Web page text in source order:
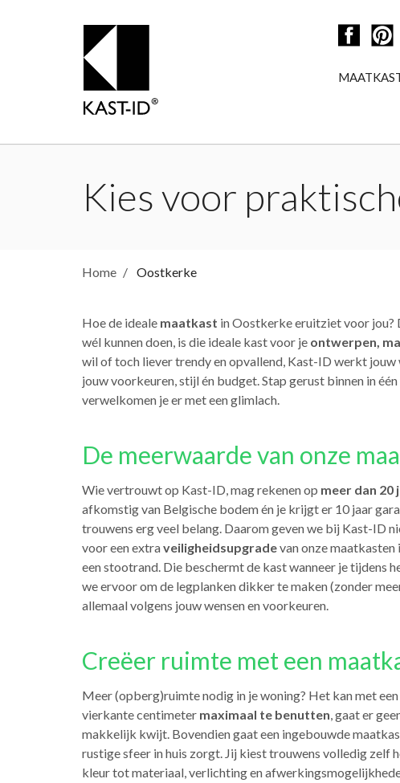
Kies voor
Home Oostkerke
Hoe de ideale maatkast in Oostkerke eruitziet voor jou?
wél kunnen doen, is die ideale kast voor je ontwerpen,
wil of toch liever trendy en opvallend, Kast-ID werkt
jouw voorkeuren, stijl én budget. Stap gerust binnen in één
verwelkomen je er met een glimlach.
De meerwaarde van onze
Wie vertrouwt op Kast-ID, mag rekenen op meer dan 20
afkomstig van Belgische bodem én je krijgt er 10 jaar
trouwens erg veel belang. Daarom geven we bij Kast-ID
voor een extraveiligheidsupgradevan onze
een stootrand. Die beschermt de kast wanneer je tijdens
we ervoor om de legplanken dikker te maken (zonder
allemaal volgens jouw wensen en voorkeuren.
Creëer ruimte met een
Meer (opberg)ruimte nodig in je woning? Het kan met een
vierkante centimeter maximaal te benutten, gaat er
makkelijk kwijt. Bovendien gaat een ingebouwde
rustige sfeer in huis zorgt. Jij kiest trouwens volledig zelf
kleur tot materiaal, verlichting en